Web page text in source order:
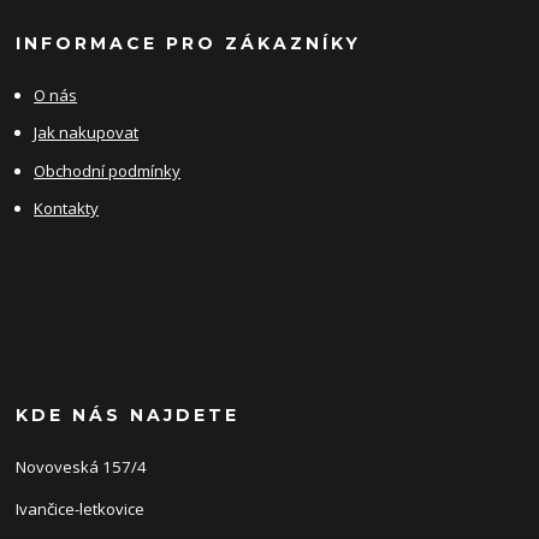
INFORMACE PRO ZÁKAZNÍKY
O nás
Jak nakupovat
Obchodní podmínky
Kontakty
KDE NÁS NAJDETE
Novoveská 157/4
Ivančice-letkovice